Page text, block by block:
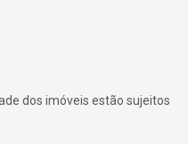
dos imóveis estão sujeitos